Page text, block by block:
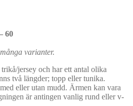
60
varianter.
jersey och har ett antal olika
två längder; topp eller tunika.
eller utan mudd. Ärmen kan vara
är antingen vanlig rund eller v-